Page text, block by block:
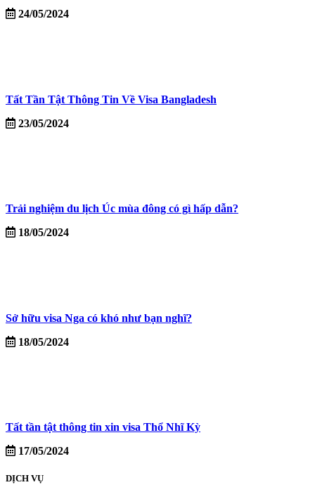
24/05/2024
Tất Tần Tật Thông Tin Về Visa Bangladesh
23/05/2024
Trải nghiệm du lịch Úc mùa đông có gì hấp dẫn?
18/05/2024
Sở hữu visa Nga có khó như bạn nghĩ?
18/05/2024
Tất tần tật thông tin xin visa Thổ Nhĩ Kỳ
17/05/2024
DỊCH VỤ